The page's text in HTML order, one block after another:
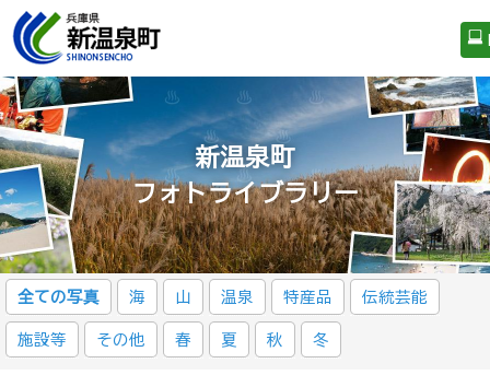
新温泉町
フォトライブラリー
全ての写真 海 山 温泉 特産品 伝統芸能
施設等 その他 春 夏 秋 冬